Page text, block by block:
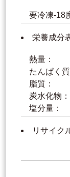
要冷凍-18
栄養成分
熱量：
たんぱく質
脂質：
炭水化物：
塩分量：
リサイク